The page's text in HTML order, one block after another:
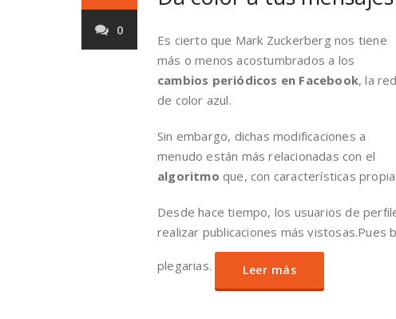
0
Es cierto que Mark Zuckerberg nos tiene
más o menos acostumbrados a los
cambios periódicos en Facebook, la red
de color azul.
Sin embargo, dichas modificaciones a
menudo están más relacionadas con el
algoritmo que, con características
Desde hace tiempo, los usuarios de
realizar publicaciones más vistosas.Pues
plegarias. Leer más